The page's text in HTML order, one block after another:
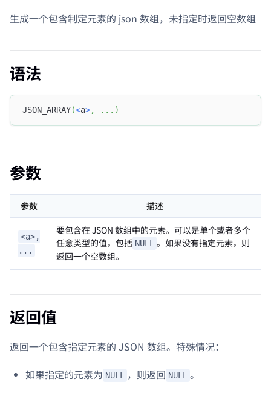
生成一个包含制定元素的 json 数组，未指定时返回空数组
语法
JSON_ARRAY(<a>, . . . )
参数
参数 描述
<a>,
...
要包含在 JSON 数组中的元素。可以是单个或者多个
任意类型的值，包括 NULL 。如果没有指定元素，则
返回一个空数组。
返回值
返回一个包含指定元素的 JSON 数组。特殊情况：
如果指定的元素为 NULL ，则返回 NULL 。